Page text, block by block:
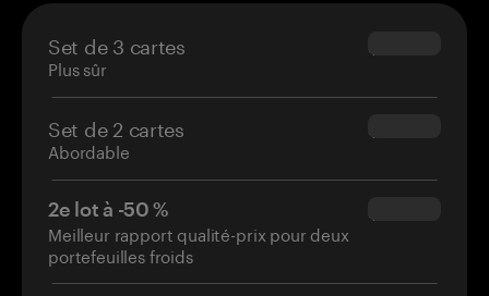
Set de 3 cartes
Plus sûr
$69.90
Set de 2 cartes
Abordable
$54.90
2e lot à -50 %
Meilleur rapport qualité-prix pour deux
portefeuilles froids
$34.95